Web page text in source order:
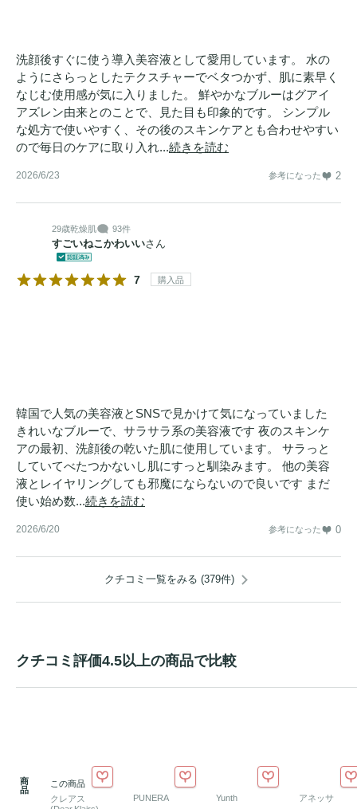
洗顔後すぐに使う導入美容液として愛用しています。 水の
ようにさらっとしたテクスチャーでベタつかず、肌に素早く
なじむ使用感が気に入りました。 鮮やかなブルーはグアイ
アズレン由来とのことで、見た目も印象的です。 シンプル
な処方で使いやすく、その後のスキンケアとも合わせやすい
ので毎日のケアに取り入れ...続きを読む
2026/6/23 参考になった 2
29歳乾燥肌 93件
すごいねこかわいいさん
7 購入品
韓国で人気の美容液とSNSで見かけて気になっていました
きれいなブルーで、サラサラ系の美容液です 夜のスキンケ
アの最初、洗顔後の乾いた肌に使用しています。 サラっと
していてべたつかないし肌にすっと馴染みます。 他の美容
液とレイヤリングしても邪魔にならないので良いです まだ
使い始め数...続きを読む
2026/6/20 参考になった 0
クチコミ一覧をみる (379件)
クチコミ評価4.5以上の商品で比較
商
品
この商品
クレアス
PUNERA Yunth アネッサ